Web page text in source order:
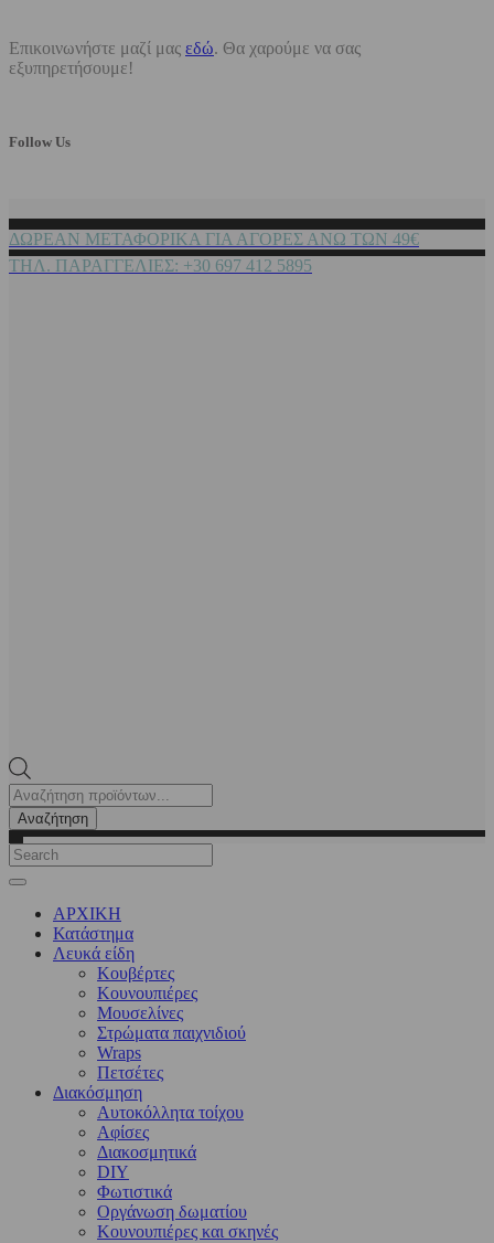
Επικοινωνήστε μαζί μας εδώ. Θα χαρούμε να σας
εξυπηρετήσουμε!
Follow Us
ΔΩΡΕΑΝ ΜΕΤΑΦΟΡΙΚΑ ΓΙΑ ΑΓΟΡΕΣ ΑΝΩ ΤΩΝ 49€
ΤΗΛ. ΠΑΡΑΓΓΕΛΙΕΣ: +30 697 412 5895
Products
search
Αναζήτηση
ΑΡΧΙΚΗ
Κατάστημα
Λευκά είδη
Kουβέρτες
Κουνουπιέρες
Μουσελίνες
Στρώματα παιχνιδιού
Wraps
Πετσέτες
Διακόσμηση
Αυτοκόλλητα τοίχου
Αφίσες
Διακοσμητικά
DIY
Φωτιστικά
Οργάνωση δωματίου
Κουνουπιέρες και σκηνές